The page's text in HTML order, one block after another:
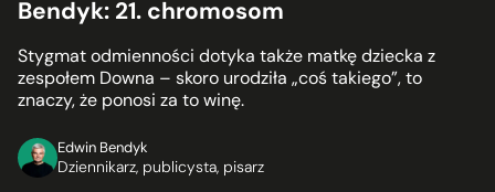
Bendyk: 21. chromosom
Stygmat odmienności dotyka także matkę dziecka z
zespołem Downa – skoro urodziła „coś takiego”, to
znaczy, że ponosi za to winę.
Edwin Bendyk
Dziennikarz, publicysta, pisarz